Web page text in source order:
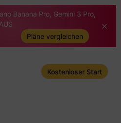
Banana Pro, Gemini 3 Pro,
Pläne vergleichen
Kostenloser Start